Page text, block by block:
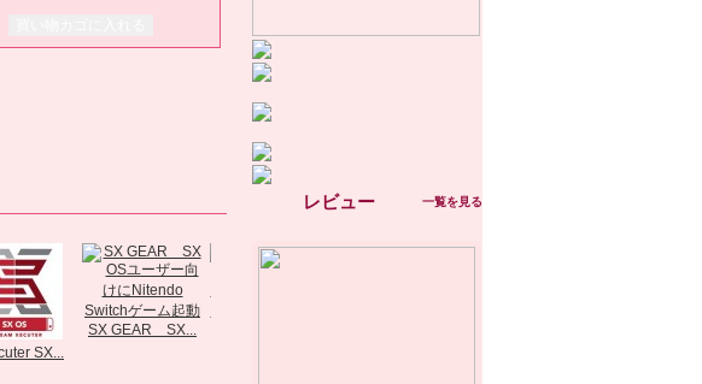
SX...
SX GEAR SX...
レビュー 一覧を見る